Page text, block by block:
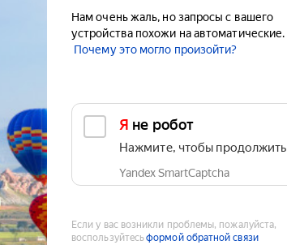
Нам очень жаль, но запросы с вашего
устройства похожи на автоматические.
Почему это могло произойти?
Я не робот
Нажмите, чтобы продолжить
Yandex SmartCaptcha
Если у вас возникли проблемы, пожалуйста,
воспользуйтесьформой обратной связи